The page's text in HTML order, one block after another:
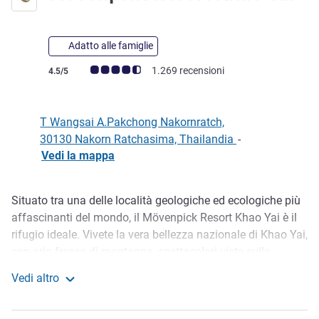
Adatto alle famiglie
Giudizio clienti (Valutazione ALL)
4.5/5 1.269 recensioni
T Wangsai A.Pakchong Nakornratch,
30130 Nakorn Ratchasima, Thailandia -
Vedi la mappa
Descrizione
Situato tra una delle località geologiche ed ecologiche più
affascinanti del mondo, il Mövenpick Resort Khao Yai è il
rifugio ideale. Vivete la vera bellezza nazionale di Khao Yai,
vista sul campo da golf in stile Links, il paesaggio offre un
Vedi altro